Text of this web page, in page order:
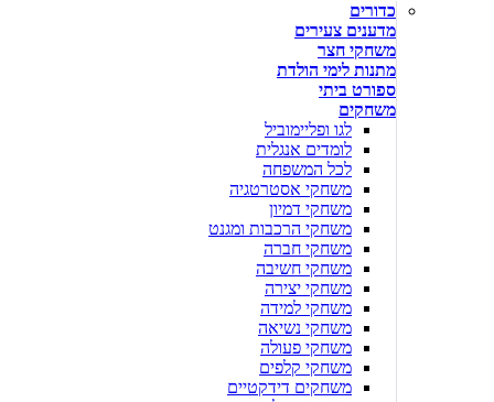
כדורים
מדענים צעירים
משחקי חצר
מתנות לימי הולדת
ספורט ביתי
משחקים
לגו ופליימוביל
לומדים אנגלית
לכל המשפחה
משחקי אסטרטגיה
משחקי דמיון
משחקי הרכבות ומגנט
משחקי חברה
משחקי חשיבה
משחקי יצירה
משחקי למידה
משחקי נשיאה
משחקי פעולה
משחקי קלפים
משחקים דידקטיים